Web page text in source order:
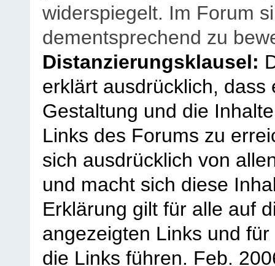
widerspiegelt. Im Forum
dementsprechend zu
Distanzierungsklausel:
erklärt ausdrücklich,
Gestaltung und die
Links des Forums zu
sich ausdrücklich von
und macht sich diese
Erklärung gilt für alle auf
angezeigten Links und
die Links führen. Feb.